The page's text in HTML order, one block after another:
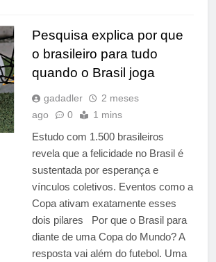
Pesquisa explica por que
o brasileiro para tudo
quando o Brasil joga
gadadler
2 meses
ago
0 1 mins
Estudo com 1.500 brasileiros
revela que a felicidade no Brasil é
sustentada por esperança e
vínculos coletivos. Eventos como a
Copa ativam exatamente esses
dois pilares Por que o Brasil para
diante de uma Copa do Mundo? A
resposta vai além do futebol. Uma